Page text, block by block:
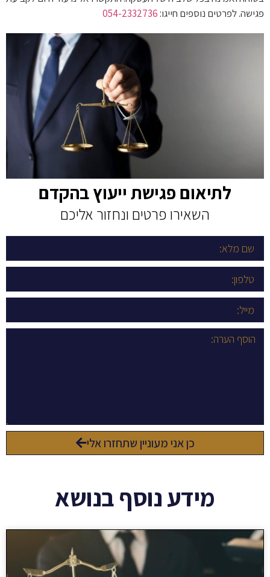
פגישה. לפרטים נוספים חייגו:054-2332736
לתיאום פגישת ייעוץ בהקדם
השאירו פרטים ונחזור אליכם
כן אני מעוניין שתחזרו אלי
מידע נוסף בנושא